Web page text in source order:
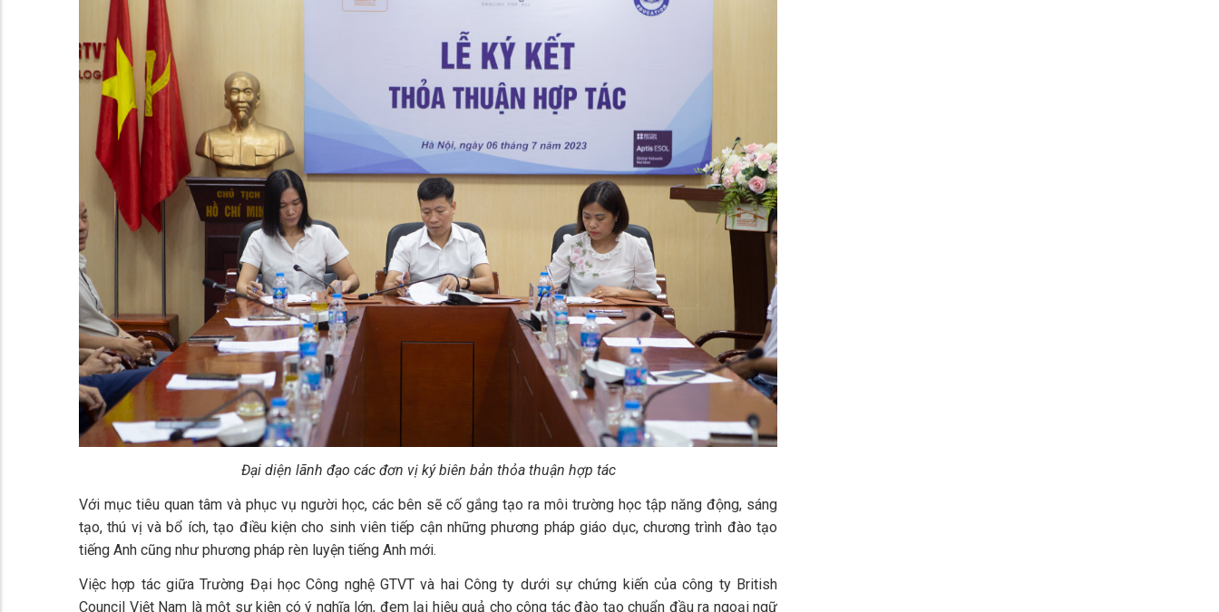
Đại diện lãnh đạo các đơn vị ký biên bản thỏa thuận hợp tác
Với mục tiêu quan tâm và phục vụ người học, các bên sẽ cố gắng tạo ra môi trường học tập năng động, sáng
tạo, thú vị và bổ ích, tạo điều kiện cho sinh viên tiếp cận những phương pháp giáo dục, chương trình đào tạo
tiếng Anh cũng như phương pháp rèn luyện tiếng Anh mới.
Việc hợp tác giữa Trường Đại học Công nghệ GTVT và hai Công ty dưới sự chứng kiến của công ty British
Council Việt Nam là một sự kiện có ý nghĩa lớn, đem lại hiệu quả cho công tác đào tạo chuẩn đầu ra ngoại ngữ